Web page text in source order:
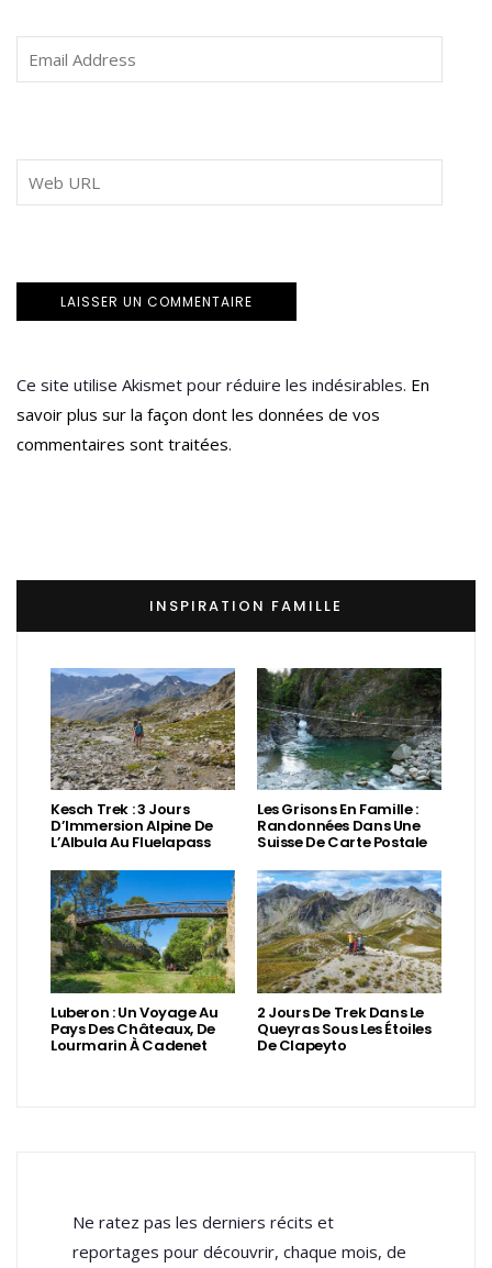
Ce site utilise Akismet pour réduire les indésirables. En
savoir plus sur la façon dont les données de vos
commentaires sont traitées.
INSPIRATION FAMILLE
Kesch Trek : 3 Jours
D’Immersion Alpine De
L’Albula Au Fluelapass
Les Grisons En Famille :
Randonnées Dans Une
Suisse De Carte Postale
Luberon : Un Voyage Au
Pays Des Châteaux, De
Lourmarin À Cadenet
2 Jours De Trek Dans Le
Queyras Sous Les Étoiles
De Clapeyto
Ne ratez pas les derniers récits et
reportages pour découvrir, chaque mois, de